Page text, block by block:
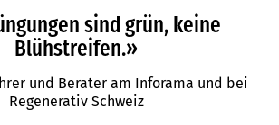
sind grün, keine
Blühstreifen.»
und Berater am Inforama und bei
Regenerativ Schweiz